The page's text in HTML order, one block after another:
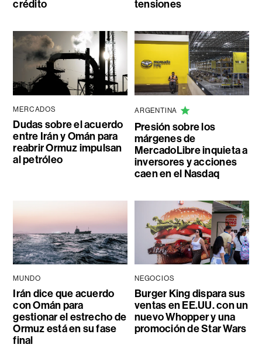
crédito
tensiones
MERCADOS
Dudas sobre el acuerdo
entre Irán y Omán para
reabrir Ormuz impulsan
al petróleo
ARGENTINA
Presión sobre los
márgenes de
MercadoLibre inquieta a
inversores y acciones
caen en el Nasdaq
MUNDO
Irán dice que acuerdo
con Omán para
gestionar el estrecho de
Ormuz está en su fase
final
NEGOCIOS
Burger King dispara sus
ventas en EE.UU. con un
nuevo Whopper y una
promoción de Star Wars